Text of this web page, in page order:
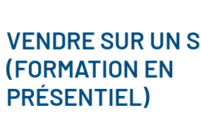
VENDRE SUR UN
(FORMATION EN
PRÉSENTIEL)